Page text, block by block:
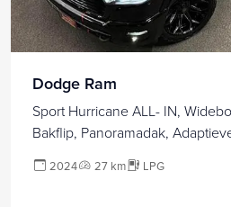
Dodge Ram
Sport Hurricane ALL- IN,
Bakflip, Panoramadak,
2024 27 km LPG